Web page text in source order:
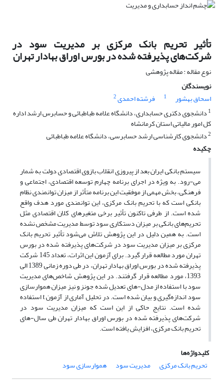
تأثیر تحریم بانک مرکزی بر مدیریت سود در
شرکت‌های پذیرفته شده در بورس اوراق بهادار تهران
نوع مقاله : مقاله پژوهشی
نویسندگان
اسحاق بهشور
1 فرشته احمدی2
1 دانشجوی دکتری حسابداری، دانشگاه علامه طباطبائی و حسابرس ارشد اداره
کل امور مالیاتی استان کرمانشاه
2دانشجوی کارشناسی ارشد حسابرسی، دانشگاه علامه طباطبائی
چکیده
سیستم بانکی ایران بعد از پیروزی انقلاب بازوی اقتصادی دولت به شمار
می-رود. به ویژه در اجرای برنامه چهارم توسعه اقتصادی، اجتماعی و
فرهنگی، بخش مهمی از موفقیت این برنامه متأثر از میزان توانمندی نظام
بانکی است که با تحریم بانک مرکزی، این توانمندی مورد هدف واقع
شده است. از طرفی تاکنون تأثیر برخی متغیرهای کلان اقتصادی مثل
تحریم‌های بانکی بر میزان دستکاری سود توسط مدیریت مشخص نشده
است. به همین دلیل در این پژوهش تلاش می‌شود تأثیر تحریم بانک
مرکزی بر میزان مدیریت سود در شرکت‌های پذیرفته شده در بورس
تهران مورد مطالعه قرار گیرد. برای آزمون این اثرات، تعداد 145 شرکت
پذیرفته شده در بورس اوراق بهادار تهران، در طی دوره زمانی 1389 الی
1393، مورد مطالعه قرار گرفتند. در این پژوهش شاخص‌های مدیریت
سود با استفاده از مدل-های تعدیل شده جونز و نیز میزان هموارسازی
سود اندازه‌گیری و بیان شده است. در تحلیل آماری از آزمون t استفاده
شده است. نتایج حاکی از این است که میزان مدیریت سود در
شرکت‌های پذیرفته شده در بورس اوراق بهادار تهران طی سال-های
تحریم بانک مرکزی، افزایش یافته است.
کلیدواژه‌ها
تحریم بانک مرکزی
مدیریت سود هموارسازی سود